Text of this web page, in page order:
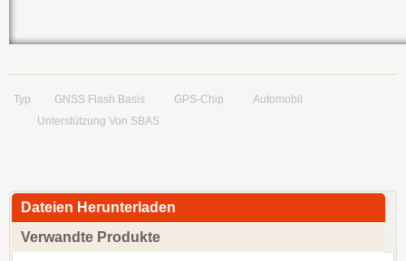
Typ GNSS Flash Basis GPS-Chip
Automobil
Unterstützung Von SBAS
Dateien Herunterladen
Verwandte Produkte